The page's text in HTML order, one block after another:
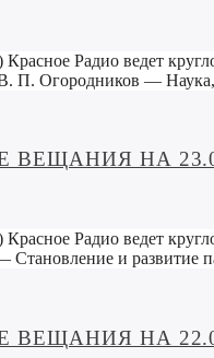
Красное Радио ведет
В. П. Огородников —
ВЕЩАНИЯ НА
Красное Радио ведет
и развитие
ВЕЩАНИЯ НА